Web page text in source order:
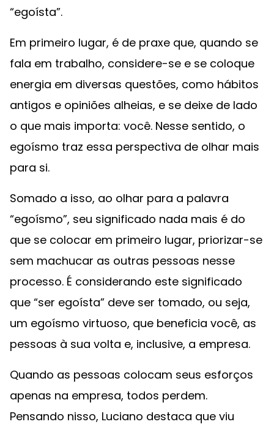
“egoísta”.
Em primeiro lugar, é de praxe que, quando se
fala em trabalho, considere-se e se coloque
energia em diversas questões, como hábitos
antigos e opiniões alheias, e se deixe de lado
o que mais importa: você. Nesse sentido, o
egoísmo traz essa perspectiva de olhar mais
para si.
Somado a isso, ao olhar para a palavra
“egoísmo”, seu significado nada mais é do
que se colocar em primeiro lugar, priorizar-se
sem machucar as outras pessoas nesse
processo. É considerando este significado
que “ser egoísta” deve ser tomado, ou seja,
um egoísmo virtuoso, que beneficia você, as
pessoas à sua volta e, inclusive, a empresa.
Quando as pessoas colocam seus esforços
apenas na empresa, todos perdem.
Pensando nisso, Luciano destaca que viu